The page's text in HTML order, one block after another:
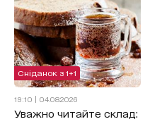
Сніданок з 1+1
19:10 | 04.08.2026
Уважно читайте склад: